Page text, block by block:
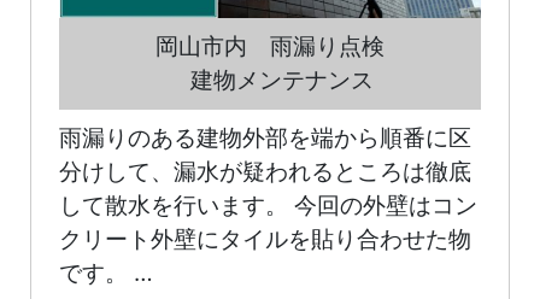
岡山市内 雨漏り点検
建物メンテナンス
雨漏りのある建物外部を端から順番に区
分けして、漏水が疑われるところは徹底
して散水を行います。 今回の外壁はコン
クリート外壁にタイルを貼り合わせた物
です。 …